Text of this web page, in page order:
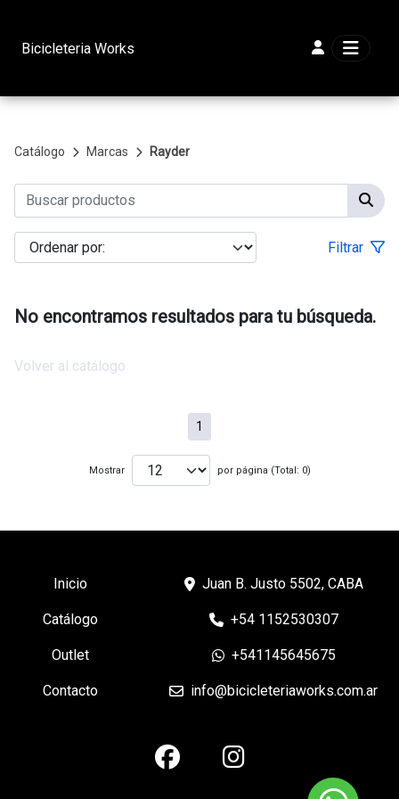
Bicicleteria Works
Catálogo Marcas Rayder
Filtrar
No encontramos resultados para tu búsqueda.
Volver al catálogo
1
Mostrar por página (Total: 0)
Inicio
Catálogo
Outlet
Contacto
Juan B. Justo 5502, CABA
+54 1152530307
+541145645675
info@bicicleteriaworks.com.ar